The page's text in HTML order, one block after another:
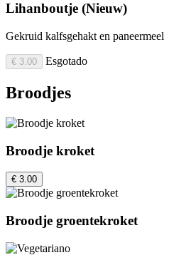
Lihanboutje (Nieuw)
Gekruid kalfsgehakt en paneermeel
€ 3.00 Esgotado
Broodjes
Broodje kroket
€ 3.00
Broodje groentekroket